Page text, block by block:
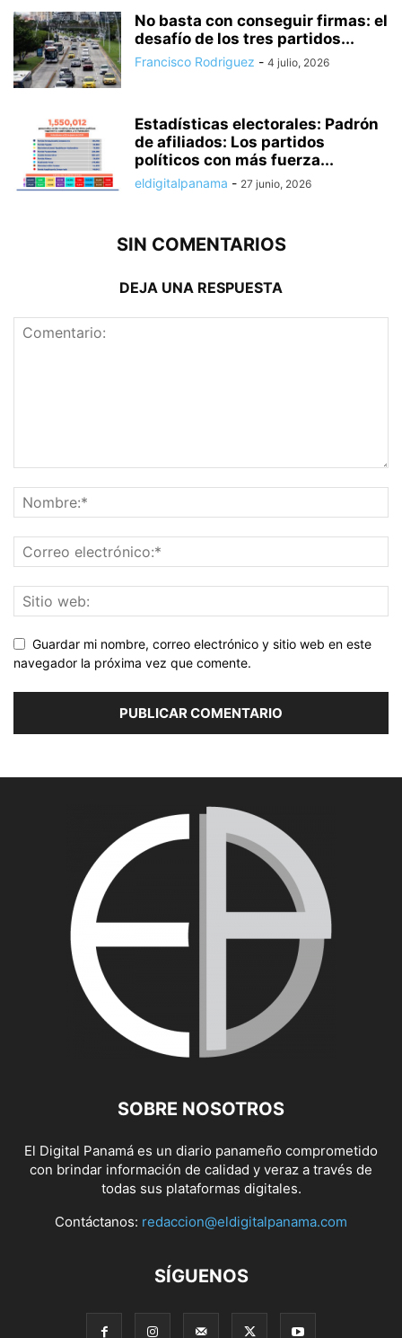
No basta con conseguir firmas: el
desafío de los tres partidos...
Francisco Rodriguez - 4 julio, 2026
Estadísticas electorales: Padrón
de afiliados: Los partidos
políticos con más fuerza...
eldigitalpanama - 27 junio, 2026
SIN COMENTARIOS
DEJA UNA RESPUESTA
Guardar mi nombre, correo electrónico y sitio web en este
navegador la próxima vez que comente.
SOBRE NOSOTROS
El Digital Panamá es un diario panameño comprometido
con brindar información de calidad y veraz a través de
todas sus plataformas digitales.
Contáctanos: redaccion@eldigitalpanama.com
SÍGUENOS